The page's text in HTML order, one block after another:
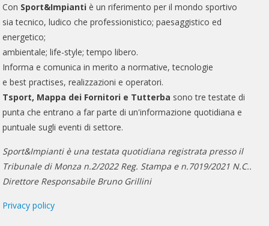
Con Sport&Impianti è un riferimento per il mondo sportivo
sia tecnico, ludico che professionistico; paesaggistico ed
energetico;
ambientale; life-style; tempo libero.
Informa e comunica in merito a normative, tecnologie
e best practises, realizzazioni e operatori.
Tsport, Mappa dei Fornitori e Tutterba sono tre testate di
punta che entrano a far parte di un'informazione quotidiana e
puntuale sugli eventi di settore.
Sport&Impianti è una testata quotidiana registrata presso il
Tribunale di Monza n.2/2022 Reg. Stampa e n.7019/2021 N.C..
Direttore Responsabile Bruno Grillini
Privacy policy